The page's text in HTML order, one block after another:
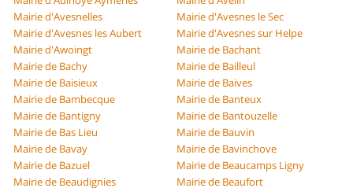
Mairie d'Avesnelles
Mairie d'Avesnes le Sec
Mairie d'Avesnes les Aubert
Mairie d'Avesnes sur Helpe
Mairie d'Awoingt
Mairie de Bachant
Mairie de Bachy
Mairie de Bailleul
Mairie de Baisieux
Mairie de Baives
Mairie de Bambecque
Mairie de Banteux
Mairie de Bantigny
Mairie de Bantouzelle
Mairie de Bas Lieu
Mairie de Bauvin
Mairie de Bavay
Mairie de Bavinchove
Mairie de Bazuel
Mairie de Beaucamps Ligny
Mairie de Beaudignies
Mairie de Beaufort